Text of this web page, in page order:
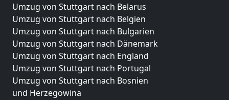
Umzug von Stuttgart nach Belarus
Umzug von Stuttgart nach Belgien
Umzug von Stuttgart nach Bulgarien
Umzug von Stuttgart nach Dänemark
Umzug von Stuttgart nach England
Umzug von Stuttgart nach Portugal
Umzug von Stuttgart nach Bosnien
und Herzegowina